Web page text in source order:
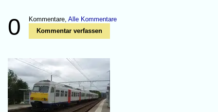
0 Kommentare, Alle Kommentare
Kommentar verfassen